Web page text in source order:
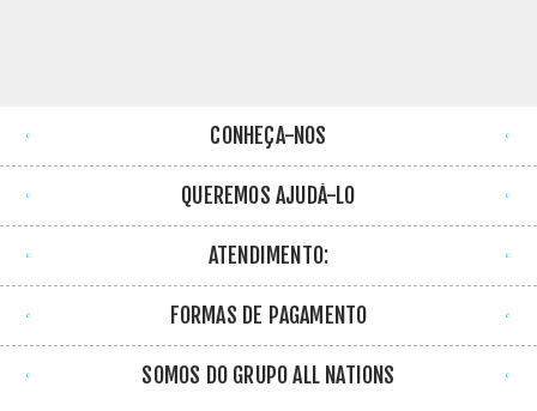
CONHEÇA-NOS
QUEREMOS AJUDÁ-LO
ATENDIMENTO:
FORMAS DE PAGAMENTO
SOMOS DO GRUPO ALL NATIONS